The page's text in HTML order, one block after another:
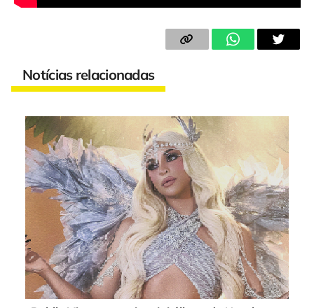
Notícias relacionadas